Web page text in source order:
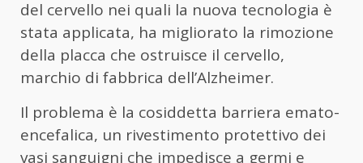
del cervello nei quali la nuova tecnologia è
stata applicata, ha migliorato la rimozione
della placca che ostruisce il cervello,
marchio di fabbrica dell’Alzheimer.
Il problema è la cosiddetta barriera emato-
encefalica, un rivestimento protettivo dei
vasi sanguigni che impedisce a germi e